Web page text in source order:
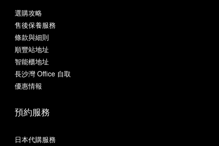
選購攻略
售後保養服務
條款與細則
順豐站地址
智能櫃地址
長沙灣 Office 自取
優惠情報
預約服務
日本代購服務